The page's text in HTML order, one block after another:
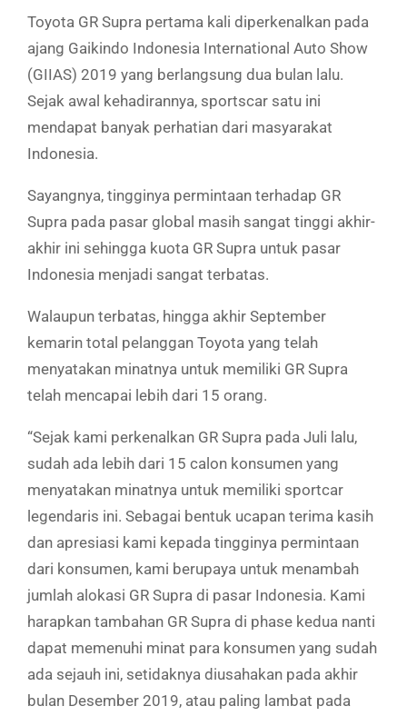
Toyota GR Supra pertama kali diperkenalkan pada
ajang Gaikindo Indonesia International Auto Show
(GIIAS) 2019 yang berlangsung dua bulan lalu.
Sejak awal kehadirannya, sportscar satu ini
mendapat banyak perhatian dari masyarakat
Indonesia.
Sayangnya, tingginya permintaan terhadap GR
Supra pada pasar global masih sangat tinggi akhir-
akhir ini sehingga kuota GR Supra untuk pasar
Indonesia menjadi sangat terbatas.
Walaupun terbatas, hingga akhir September
kemarin total pelanggan Toyota yang telah
menyatakan minatnya untuk memiliki GR Supra
telah mencapai lebih dari 15 orang.
“Sejak kami perkenalkan GR Supra pada Juli lalu,
sudah ada lebih dari 15 calon konsumen yang
menyatakan minatnya untuk memiliki sportcar
legendaris ini. Sebagai bentuk ucapan terima kasih
dan apresiasi kami kepada tingginya permintaan
dari konsumen, kami berupaya untuk menambah
jumlah alokasi GR Supra di pasar Indonesia. Kami
harapkan tambahan GR Supra di phase kedua nanti
dapat memenuhi minat para konsumen yang sudah
ada sejauh ini, setidaknya diusahakan pada akhir
bulan Desember 2019, atau paling lambat pada